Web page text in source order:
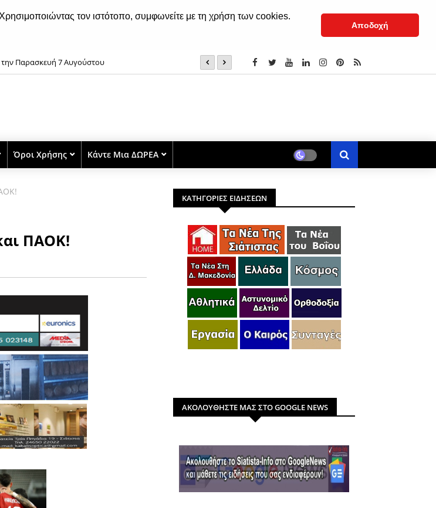
τον ιστότοπο, συμφωνείτε με τη χρήση των cookies.
Αποδοχή
Παρασκευή 7 Αυγούστου 6 Αυγούστου: Mεταμόρφωση του Σωτήρος Xριστού
Όροι Χρήσης Κάντε Μια ΔΩΡΕΑ
ΠΑΟΚ!
ΚΑΤΗΓΟΡΙΕΣ ΕΙΔΗΣΕΩΝ
ΑΚΟΛΟΥΘΗΣΤΕ ΜΑΣ ΣΤΟ GOOGLE NEWS